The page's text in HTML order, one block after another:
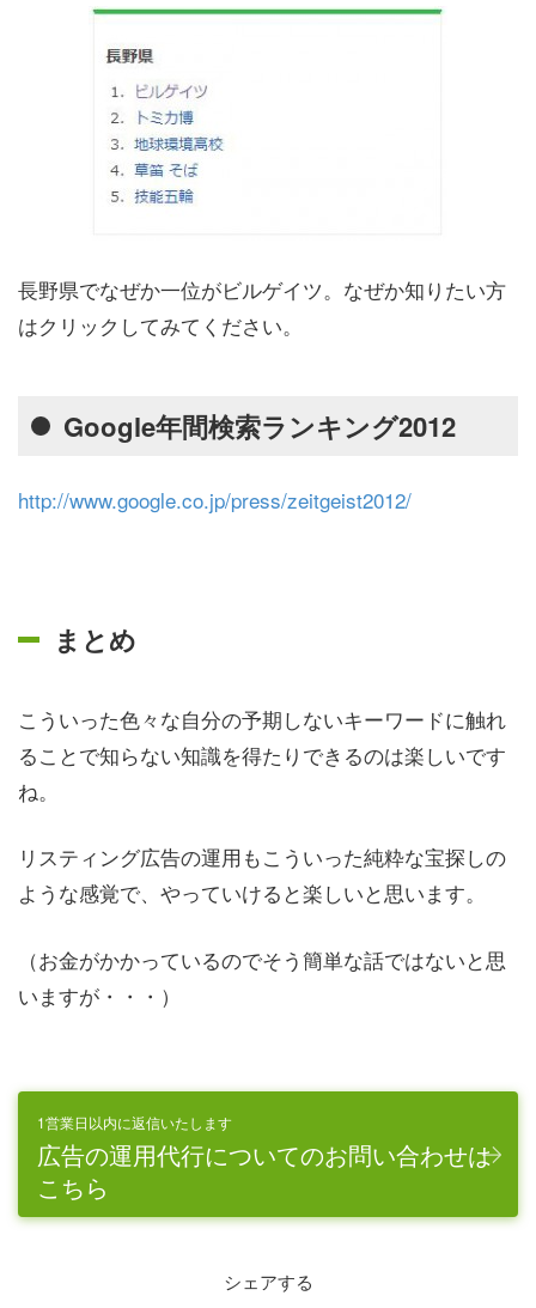
長野県でなぜか一位がビルゲイツ。なぜか知りたい方
はクリックしてみてください。
Google年間検索ランキング2012
http://www.google.co.jp/press/zeitgeist2012/
まとめ
こういった色々な自分の予期しないキーワードに触れ
ることで知らない知識を得たりできるのは楽しいです
ね。
リスティング広告の運用もこういった純粋な宝探しの
ような感覚で、やっていけると楽しいと思います。
（お金がかかっているのでそう簡単な話ではないと思
いますが・・・）
1営業日以内に返信いたします
広告の運用代行についてのお問い合わせは
こちら
シェアする